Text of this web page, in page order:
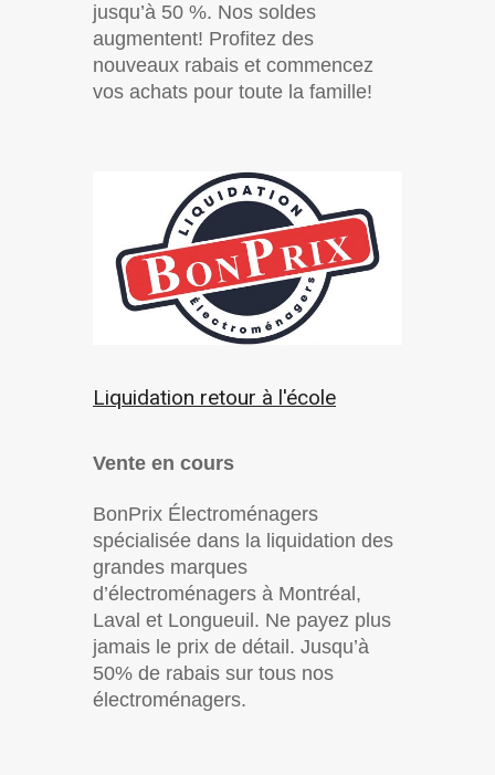
jusqu’à 50 %. Nos soldes
augmentent! Profitez des
nouveaux rabais et commencez
vos achats pour toute la famille!
Liquidation retour à l'école
Vente en cours
BonPrix Électroménagers
spécialisée dans la liquidation des
grandes marques
d’électroménagers à Montréal,
Laval et Longueuil. Ne payez plus
jamais le prix de détail. Jusqu’à
50% de rabais sur tous nos
électroménagers.